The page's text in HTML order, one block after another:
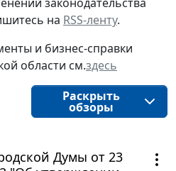
на RSS-ленту.
и бизнес-справки
области см.здесь
Раскрыть
обзоры
Думы от 23